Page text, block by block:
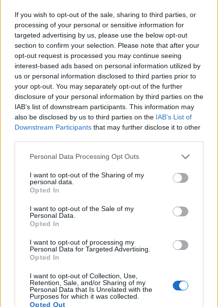
If you wish to opt-out of the sale, sharing to third parties, or
processing of your personal or sensitive information for
targeted advertising by us, please use the below opt-out
section to confirm your selection. Please note that after your
opt-out request is processed you may continue seeing
interest-based ads based on personal information utilized by
us or personal information disclosed to third parties prior to
your opt-out. You may separately opt-out of the further
disclosure of your personal information by third parties on the
IAB’s list of downstream participants. This information may
also be disclosed by us to third parties on the IAB’s List of
Downstream Participants that may further disclose it to other
Please note that this website/app uses one or more Google
not limited to your visit or usage behaviour. You may click to
grant or deny consent to Google and its third-party tags to
use your data for below specified purposes in below Google
consent section.
Personal Data Processing Opt Outs
I want to opt-out of the Sharing of my
personal data.
Opted In
I want to opt-out of the Sale of my
Personal Data.
Opted In
I want to opt-out of processing my
Personal Data for Targeted Advertising.
Opted In
I want to opt-out of Collection, Use,
Retention, Sale, and/or Sharing of my
Personal Data that Is Unrelated with the
Purposes for which it was collected.
Opted Out
spetsialistid, saab treeningu intensiivsust
kohandada. See tagab ohutu ja tõhusa kogemuse,
mis sobib kõigile, kes soovivad oma füüsilist tervist
parandada.
Kaalu CrossFiti uurimist, kui otsid:
Elav kogukond, mis toetab teie vormisoleku
teekonda
Mitmekesised treeningud, mis hoiavad
treeningu värske ja kaasahaaravana
Kohandatud treening vastavalt isiklikule
ja paindlikkuse arengut
Lõppkokkuvõttes on CrossFit treeningu eeskujuks
igas vanuses inimestele. See pakub innustavat
keskkonda, kus igaüks saab areneda, olenemata
oma alguspunktist.
Ohutus- ja vigastusriskid
funktsionaalse treeningu poolest, pakub arvukalt
tervisega seotud eeliseid. Samas võib see nõudlik
olemus kaasa tuua teatud vigastuste riski.